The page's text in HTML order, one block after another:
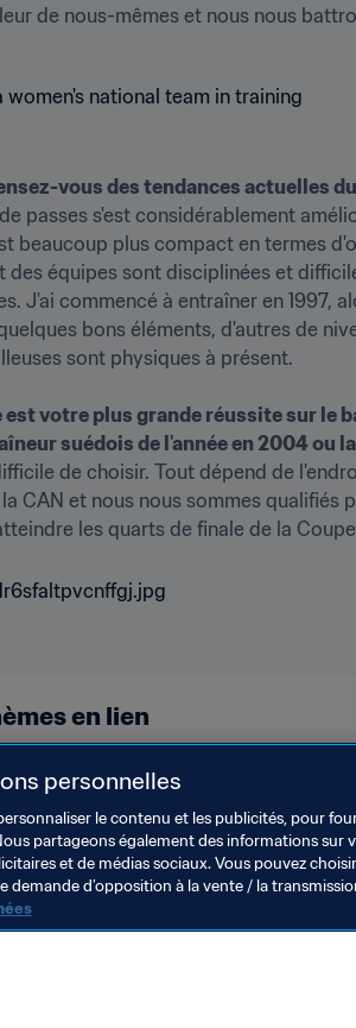
de nous-mêmes et nous nous
vous des tendances actuelles
passes s'est considérablement
beaucoup plus compact en termes
des équipes sont disciplinées et
J'ai commencé à entraîner en 1997,
bons éléments, d'autres de
sont physiques à présent.
est votre plus grande réussite sur le
suédois de l'année en 2004 ou
de choisir. Tout dépend de
CAN et nous nous sommes
les quarts de finale de la
en lien
du Monde Féminine de la FIFA 2023
personnelles
le contenu et les publicités, pour
partageons également des informations sur
et de médias sociaux. Vous pouvez
d’opposition à la vente / la